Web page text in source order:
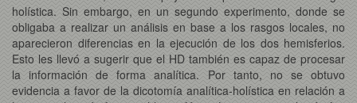
holística. Sin embargo, en un segundo experimento, donde se
obligaba a realizar un análisis en base a los rasgos locales, no
aparecieron diferencias en la ejecución de los dos hemisferios.
Esto les llevó a sugerir que el HD también es capaz de procesar
la información de forma analítica. Por tanto, no se obtuvo
evidencia a favor de la dicotomía analítica-holística en relación a